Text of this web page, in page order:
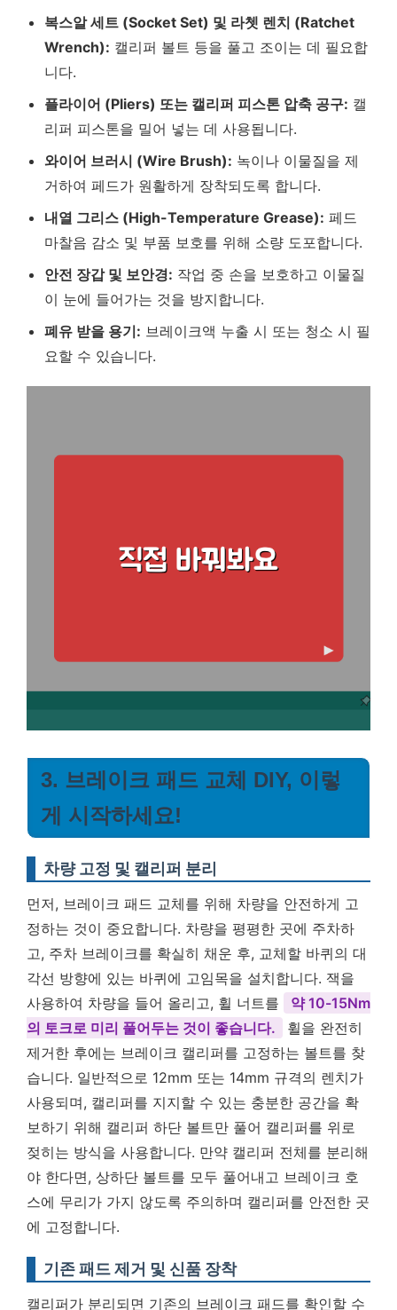
복스알 세트 (Socket Set) 및 라쳇 렌치 (Ratchet
Wrench): 캘리퍼 볼트 등을 풀고 조이는 데 필요합
니다.
플라이어 (Pliers) 또는 캘리퍼 피스톤 압축 공구: 캘
리퍼 피스톤을 밀어 넣는 데 사용됩니다.
와이어 브러시 (Wire Brush): 녹이나 이물질을 제
거하여 페드가 원활하게 장착되도록 합니다.
내열 그리스 (High-Temperature Grease): 페드
마찰음 감소 및 부품 보호를 위해 소량 도포합니다.
안전 장갑 및 보안경: 작업 중 손을 보호하고 이물질
이 눈에 들어가는 것을 방지합니다.
폐유 받을 용기: 브레이크액 누출 시 또는 청소 시 필
요할 수 있습니다.
3. 브레이크 패드 교체 DIY, 이렇
게 시작하세요!
차량 고정 및 캘리퍼 분리
먼저, 브레이크 패드 교체를 위해 차량을 안전하게 고
정하는 것이 중요합니다. 차량을 평평한 곳에 주차하
고, 주차 브레이크를 확실히 채운 후, 교체할 바퀴의 대
각선 방향에 있는 바퀴에 고임목을 설치합니다. 잭을
사용하여 차량을 들어 올리고, 휠 너트를
약 10-15Nm
의 토크로 미리 풀어두는 것이 좋습니다.
휠을 완전히
제거한 후에는 브레이크 캘리퍼를 고정하는 볼트를 찾
습니다. 일반적으로 12mm 또는 14mm 규격의 렌치가
사용되며, 캘리퍼를 지지할 수 있는 충분한 공간을 확
보하기 위해 캘리퍼 하단 볼트만 풀어 캘리퍼를 위로
젖히는 방식을 사용합니다. 만약 캘리퍼 전체를 분리해
야 한다면, 상하단 볼트를 모두 풀어내고 브레이크 호
스에 무리가 가지 않도록 주의하며 캘리퍼를 안전한 곳
에 고정합니다.
기존 패드 제거 및 신품 장착
캘리퍼가 분리되면 기존의 브레이크 패드를 확인할 수